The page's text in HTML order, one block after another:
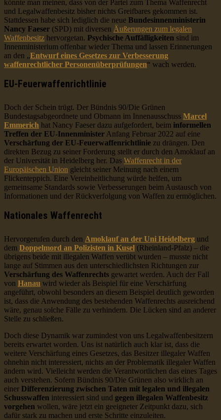
könnte man meinen, dass von der Partei zum Thema Waffenrecht
und Legalwaffenbesitz bisher nichts Greifbares gekommen ist.
Stattdessen habe sich lediglich die neue Bundesinnenministerin
Nancy Faeser (SPD) mit diversen Äußerungen zum legalen
Waffenbesitz hervorgetan. Psychische Auffälligkeiten sind im
Innenministerium offenbar wieder Thema und lassen Erinnerungen
an den „Entwurf eines Gesetzes zur Verbesserung
waffenrechtlicher Personenüberprüfungen“ wach werden.
EU-Feuerwaffenrichtlinie
Doch der Schein trügt. Der Bündnis 90/Die Grünen
Bundestagsabgeordnete und Obmann im Innenausschuss Marcel
Emmerich hat Nancy Faeser dazu aufgefordert, beim informellen
Treffen der EU-Innenminister Anfang Februar 2022 auf eine
Verschärfung der EU-Feuerwaffenrichtlinie zu drängen. Den
direkten Bezug zu seiner Forderung stellt er durch den Amoklauf an
der Universität in Heidelberg her. Das Waffenrecht in der
Europäischen Union gleicht seiner Meinung nach einem
Flickenteppich. Eine Vereinheitlichung würde helfen, um
gemeinsame Standards sowie Verbesserungen beim Austausch von
Informationen und der Rückverfolgung von Waffen zu ermöglichen.
Nationales Waffenrecht
Hervorgerufen durch den Amoklauf an der Uni Heidelberg und
dem Doppelmord an Polizisten in Kusel (Rheinland-Pfalz) – die
übrigens beide mit illegalen Waffen verübt wurden – musste nicht
lange auf Stimmen aus den unterschiedlichsten Richtungen zur
Verschärfung des Waffenrechts gewartet werden. Auch der Fall
von Hanau wird wieder als Beispiel für eine Verschärfung
angeführt, obwohl besonders an diesem Beispiel deutlich geworden
ist, dass die Anwendung des bestehenden Waffenrechts ausreichend
wäre, genau solche Fälle zu verhindern. Die Lücken sind an anderer
Stelle zu schließen.
Doch diese Dynamik war zumindest von uns Legalwaffenbesitzern
bereits erwartet worden. Uns ist natürlich auch klar ist, dass die
weitere Verschärfung eines Gesetzes, das Besitzer illegaler Waffen
ohnehin nicht interessiert, nichts an der Problematik illegaler Waffen
ändern wird. Vielleicht werden die Verantwortlichen das eines Tages
auch verstehen. Sofern Bündnis 90/Die Grünen also wirklich an
einer Differenzierung zwischen Taten mit legalen und illegalen
Schusswaffen interessiert sind und gegen illegalen Waffenbesitz
vorgehen wollen, wäre jetzt ein geeigneter Zeitpunkt dazu, sich
dafür stark zu machen und erste Schritte einzuleiten.